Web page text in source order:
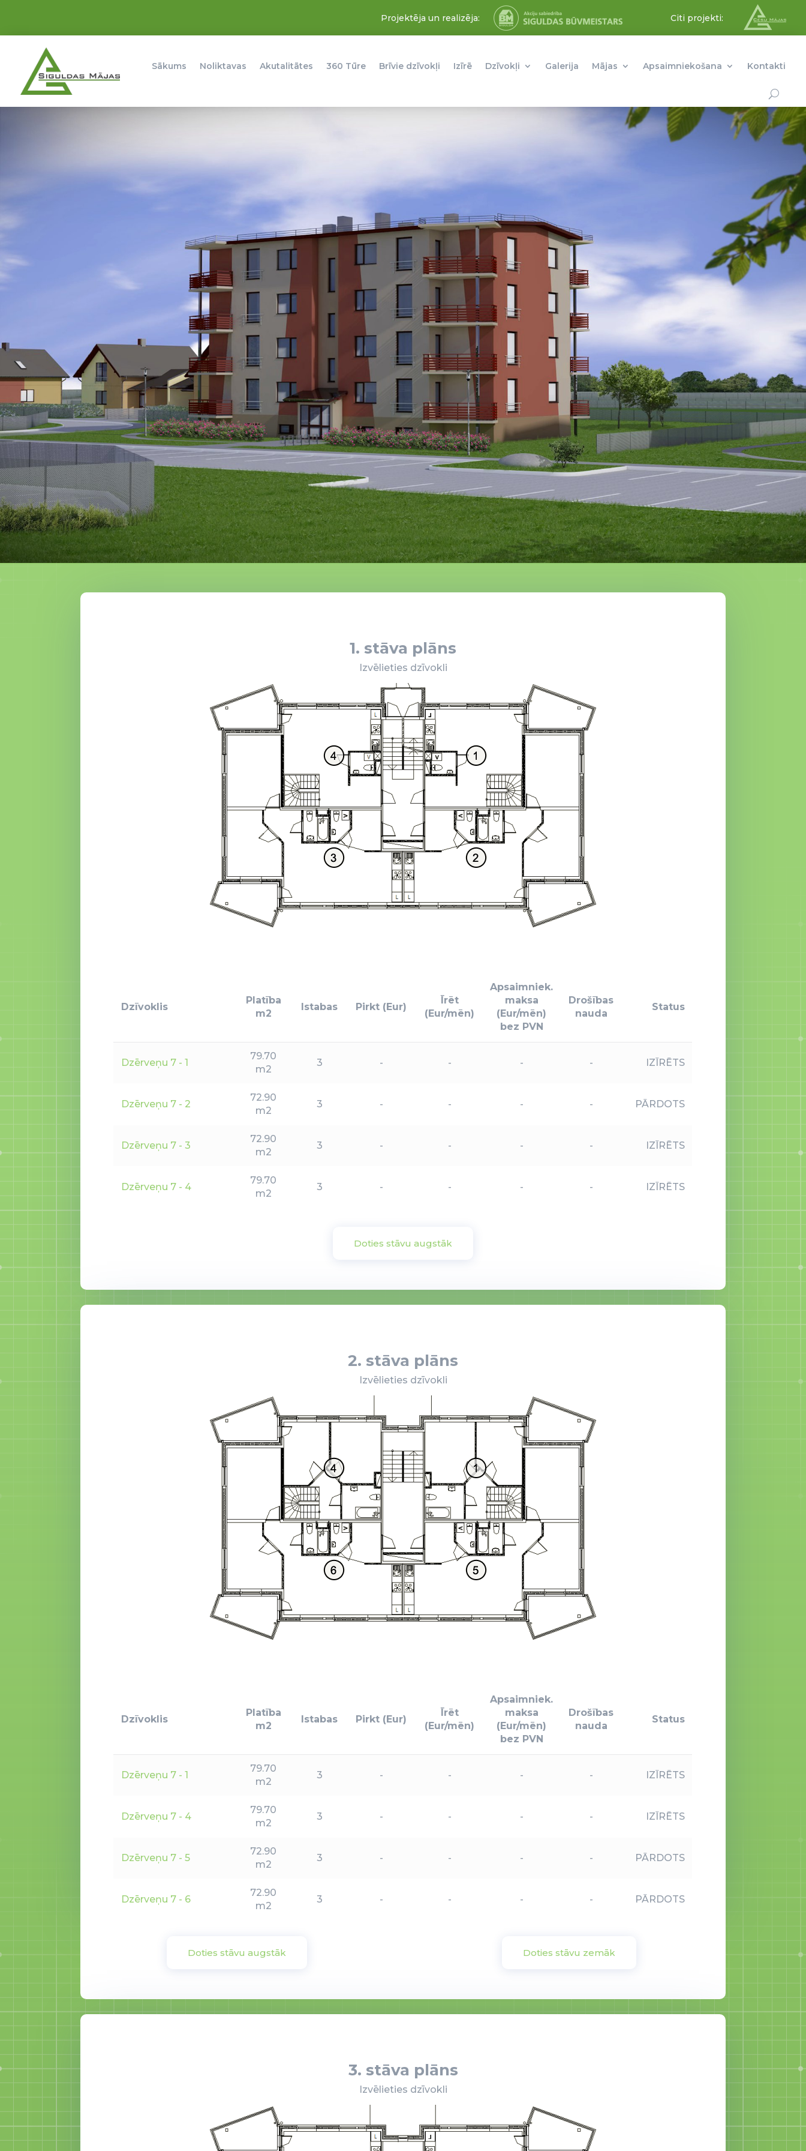
Projektēja un realizēja: Citi projekti:
Sākums Noliktavas Akutalitātes 360 Tūre Brīvie dzīvokļi Izīrē Dzīvokļi Galerija Mājas Apsaimniekošana Kontakti
1. stāva plāns
Izvēlieties dzīvokli
Dzīvoklis
Platība
m2
Istabas Pirkt (Eur)
Īrēt
(Eur/mēn)
Apsaimniek.
maksa
(Eur/mēn)
bez PVN
Drošības
nauda
Status
Dzērveņu 7 - 1
79.70
m2
3 - - - - IZĪRĒTS
Dzērveņu 7 - 2
72.90
m2
3 - - - - PĀRDOTS
Dzērveņu 7 - 3
72.90
m2
3 - - - - IZĪRĒTS
Dzērveņu 7 - 4
79.70
m2
3 - - - - IZĪRĒTS
Doties stāvu augstāk
2. stāva plāns
Izvēlieties dzīvokli
Dzīvoklis
Platība
m2
Istabas Pirkt (Eur)
Īrēt
(Eur/mēn)
Apsaimniek.
maksa
(Eur/mēn)
bez PVN
Drošības
nauda
Status
Dzērveņu 7 - 1
79.70
m2
3 - - - - IZĪRĒTS
Dzērveņu 7 - 4
79.70
m2
3 - - - - IZĪRĒTS
Dzērveņu 7 - 5
72.90
m2
3 - - - - PĀRDOTS
Dzērveņu 7 - 6
72.90
m2
3 - - - - PĀRDOTS
Doties stāvu augstāk Doties stāvu zemāk
3. stāva plāns
Izvēlieties dzīvokli